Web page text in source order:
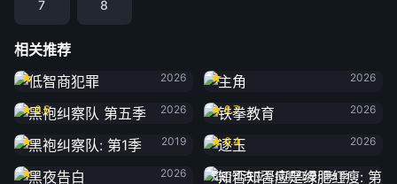
7 8
相关推荐
低智商犯罪
2026
2026
黑袍纠察队 第五季
6.6
2026
铁拳教育
8.7
2026
黑袍纠察队: 第1季
2019
逐玉
6.4
2026
黑夜告白
2026
知否知否应是绿肥红瘦: 第1季